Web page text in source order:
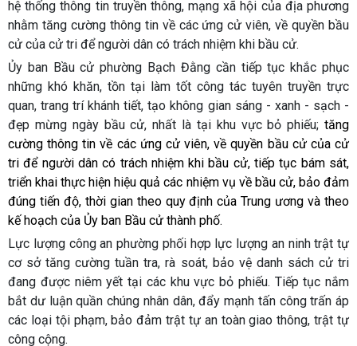
hệ thống thông tin truyền thông, mạng xã hội của địa phương
nhằm tăng cường thông tin về các ứng cử viên, về quyền bầu
cử của cử tri để người dân có trách nhiệm khi bầu cử.
Ủy ban Bầu cử phường Bạch Đằng cần tiếp tục khắc phục
những khó khăn, tồn tại làm tốt công tác tuyên truyền trực
quan, trang trí khánh tiết, tạo không gian sáng - xanh - sạch -
đẹp mừng ngày bầu cử, nhất là tại khu vực bỏ phiếu; tăng
cường thông tin về các ứng cử viên, về quyền bầu cử của cử
tri để người dân có trách nhiệm khi bầu cử, tiếp tục bám sát,
triển khai thực hiện hiệu quả các nhiệm vụ về bầu cử, bảo đảm
đúng tiến độ, thời gian theo quy định của Trung ương và theo
kế hoạch của Ủy ban Bầu cử thành phố.
Lực lượng công an phường phối hợp lực lượng an ninh trật tự
cơ sở tăng cường tuần tra, rà soát, bảo vệ danh sách cử tri
đang được niêm yết tại các khu vực bỏ phiếu. Tiếp tục nắm
bắt dư luận quần chúng nhân dân, đẩy mạnh tấn công trấn áp
các loại tội phạm, bảo đảm trật tự an toàn giao thông, trật tự
công cộng.